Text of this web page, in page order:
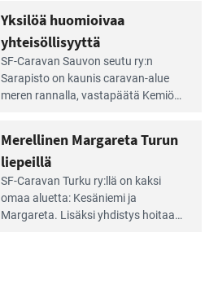
virkistysalueesta.
Yksilöä huomioivaa
yhteisöllisyyttä
SF-Caravan Sauvon seutu ry:n
Sarapisto on kaunis caravan-alue
meren rannalla, vasta­päätä Kemiön
kymmenen paikkaa ilman sähköä.
Merellinen Margareta Turun
liepeillä
SF-Caravan Turku ry:llä on kaksi
omaa aluet­ta: Kesäniemi ja
Margareta. Lisäksi yhdis­tys hoitaa